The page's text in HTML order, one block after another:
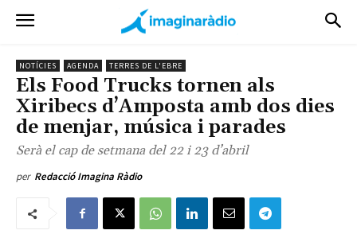
NOTÍCIES AGENDA TERRES DE L'EBRE
Els Food Trucks tornen als
Xiribecs d’Amposta amb dos dies
de menjar, música i parades
Serà el cap de setmana del 22 i 23 d’abril
per Redacció Imagina Ràdio